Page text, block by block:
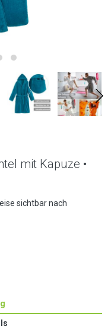
mit Kapuze •
sichtbar nach